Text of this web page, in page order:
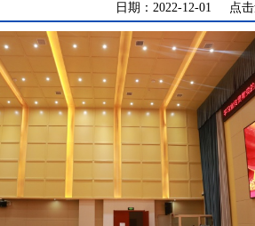
日期：2022-12-01 点击